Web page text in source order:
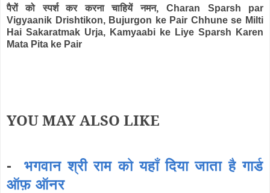
पैरों को स्पर्श कर करना चाहियें नमन,
Charan Sparsh par
Vigyaanik Drishtikon, Bujurgon ke Pair Chhune se Milti
Hai Sakaratmak Urja, Kamyaabi ke Liye Sparsh Karen
Mata Pita ke Pair
YOU MAY ALSO LIKE
- भगवान श्री राम को यहाँ दिया जाता है गार्ड
ऑफ़ ऑनर